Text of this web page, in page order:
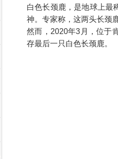
白色长颈鹿，是地球上最
神。专家称，这两头长颈
然而，2020年3月，位于
存最后一只白色长颈鹿。